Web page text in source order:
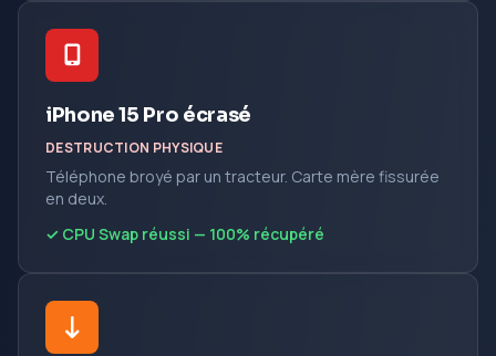
iPhone 15 Pro écrasé
DESTRUCTION PHYSIQUE
Téléphone broyé par un tracteur. Carte mère fissurée
en deux.
✓ CPU Swap réussi — 100% récupéré